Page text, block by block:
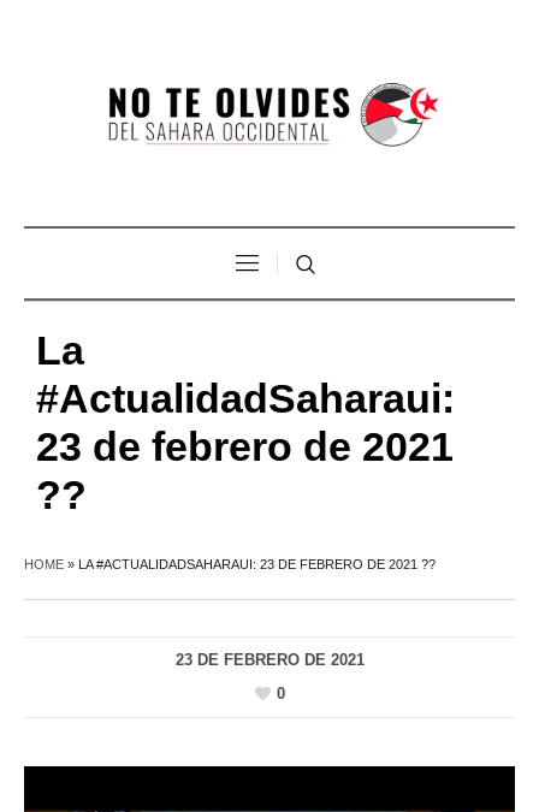
La
#ActualidadSaharaui:
23 de febrero de 2021
??
HOME » LA #ACTUALIDADSAHARAUI: 23 DE FEBRERO DE 2021 ??
23 DE FEBRERO DE 2021
0